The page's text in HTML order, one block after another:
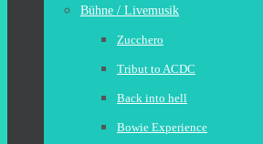
Bühne / Livemusik
Zucchero
Tribut to ACDC
Back into hell
Bowie Experience